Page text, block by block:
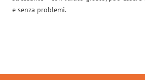
e senza problemi.